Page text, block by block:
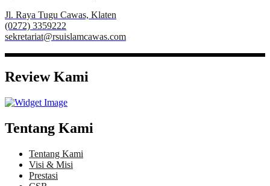
Jl. Raya Tugu Cawas, Klaten
(0272) 3359222
sekretariat@rsuislamcawas.com
Review Kami
Tentang Kami
Tentang Kami
Visi & Misi
Prestasi